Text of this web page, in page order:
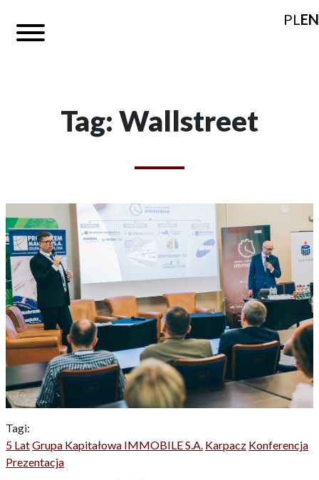
PLEN
Tag: Wallstreet
Tagi:
5 LatGrupa Kapitałowa IMMOBILE S.A. Karpacz Konferencja
Prezentacja